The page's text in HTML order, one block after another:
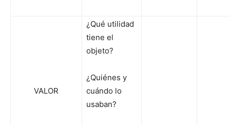
VALOR
¿Qué utilidad
tiene el
objeto?
¿Quiénes y
cuándo lo
usaban?